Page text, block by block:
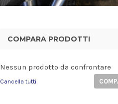
COMPARA PRODOTTI
Nessun prodotto da confrontare
Cancella tutti